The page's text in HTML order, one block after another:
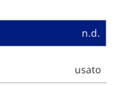
n.d.
usato